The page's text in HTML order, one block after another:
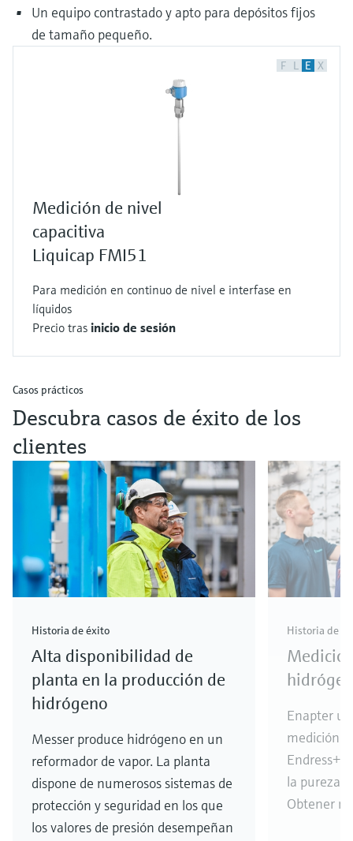
Un equipo contrastado y apto para depósitos fijos
de tamaño pequeño.
F L E X
Medición de nivel
capacitiva
Liquicap FMI51
Para medición en continuo de nivel e interfase en
líquidos
Precio tras inicio de sesión
Casos prácticos
Descubra casos de éxito de los
clientes
Historia de éxito
Alta disponibilidad de
planta en la producción de
hidrógeno
Messer produce hidrógeno en un
reformador de vapor. La planta
dispone de numerosos sistemas de
protección y seguridad en los que
los valores de presión desempeñan
Historia de
Enapter
medición
la pureza
Obtener